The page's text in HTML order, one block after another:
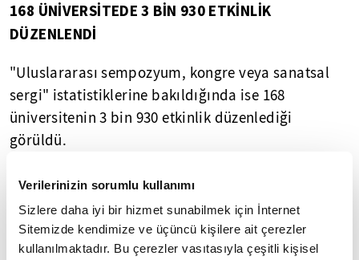
Verilerinizin sorumlu kullanımı
Sizlere daha iyi bir hizmet sunabilmek için İnternet
Sitemizde kendimize ve üçüncü kişilere ait çerezler
kullanılmaktadır. Bu çerezler vasıtasıyla çeşitli kişisel
168 ÜNİVERSİTEDE 3 BİN 930 ETKİNLİK
DÜZENLENDİ
"Uluslararası sempozyum, kongre veya sanatsal
sergi" istatistiklerine bakıldığında ise 168
üniversitenin 3 bin 930 etkinlik düzenlediği
görüldü.
Uluslararası etkinlik sayısının en yüksek olduğu
üniversitelerin başında 397 etkinlik ile Hacettepe
yer aldı. İstanbul Üniversitesi 321 etkinlik ile ikinci,
Anadolu Üniversitesi 217 etkinlik ile üçüncü,